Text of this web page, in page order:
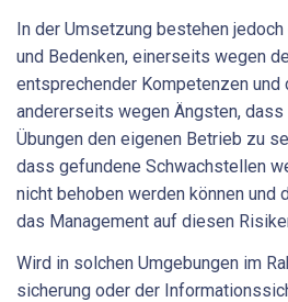
In der Umsetzung bestehen
und Bedenken, einerseits wegen
entsprechender Kompetenzen und
andererseits wegen Ängsten, dass
Übungen den eigenen Betrieb zu
dass gefundene Schwachstellen
nicht behoben werden können und
das Management auf diesen
Wird in solchen Umgebungen im
sicherung oder der